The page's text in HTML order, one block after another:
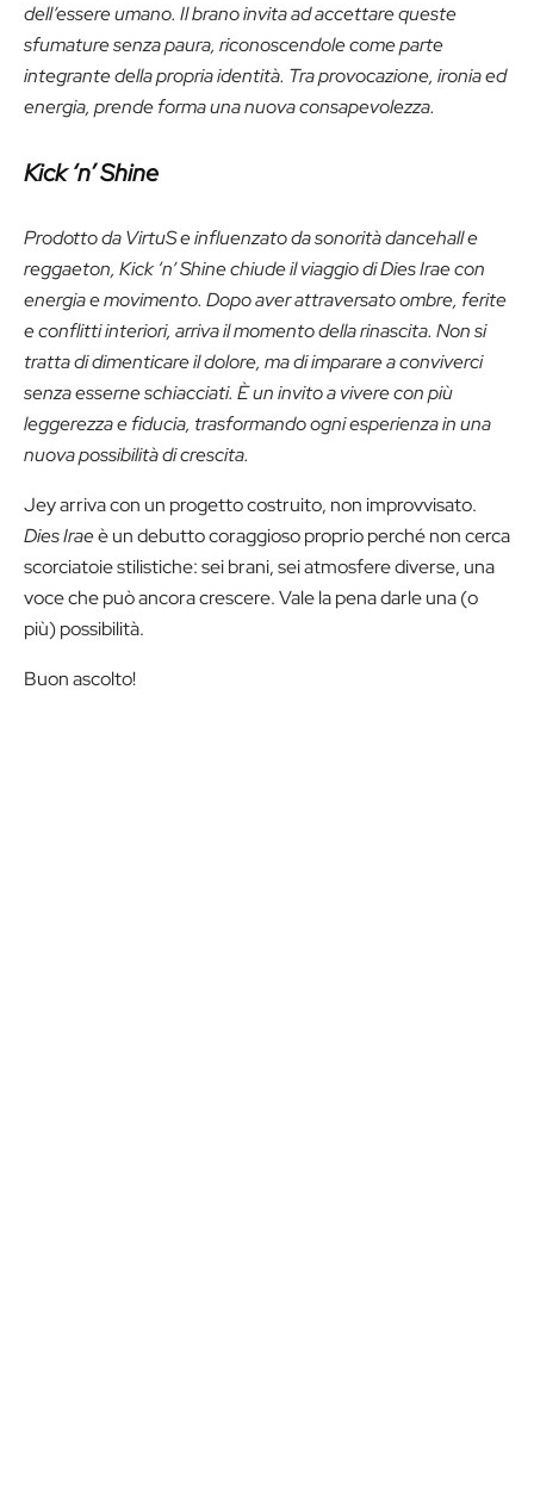
dell’essere umano. Il brano invita ad accettare queste
sfumature senza paura, riconoscendole come parte
integrante della propria identità. Tra provocazione, ironia ed
energia, prende forma una nuova consapevolezza.
Kick ‘n’ Shine
Prodotto da VirtuS e influenzato da sonorità dancehall e
reggaeton, Kick ‘n’ Shine chiude il viaggio di Dies Irae con
energia e movimento. Dopo aver attraversato ombre, ferite
e conflitti interiori, arriva il momento della rinascita. Non si
tratta di dimenticare il dolore, ma di imparare a conviverci
senza esserne schiacciati. È un invito a vivere con più
leggerezza e fiducia, trasformando ogni esperienza in una
nuova possibilità di crescita.
Jey arriva con un progetto costruito, non improvvisato.
Dies Iraeè un debutto coraggioso proprio perché non cerca
scorciatoie stilistiche: sei brani, sei atmosfere diverse, una
voce che può ancora crescere. Vale la pena darle una (o
più) possibilità.
Buon ascolto!